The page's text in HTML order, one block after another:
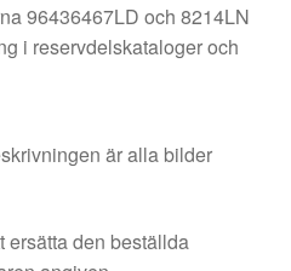
96436467LD och 8214LN
i reservdelskataloger och
är alla bilder
ersätta den beställda